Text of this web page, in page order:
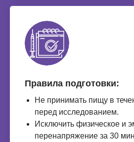
Правила подготовки:
Не принимать пищу в
перед исследованием.
Исключить физическое и
перенапряжение за 30